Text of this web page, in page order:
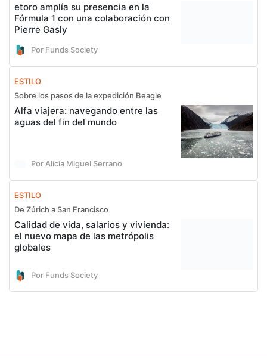
etoro amplía su presencia en la
Fórmula 1 con una colaboración con
Pierre Gasly
Por Funds Society
ESTILO
Sobre los pasos de la expedición Beagle
Alfa viajera: navegando entre las
aguas del fin del mundo
Por Alicia Miguel Serrano
ESTILO
De Zúrich a San Francisco
Calidad de vida, salarios y vivienda:
el nuevo mapa de las metrópolis
globales
Por Funds Society